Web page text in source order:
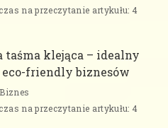
na przeczytanie artykułu: 4
taśma klejąca – idealny
friendly biznesów
Biznes
na przeczytanie artykułu: 4